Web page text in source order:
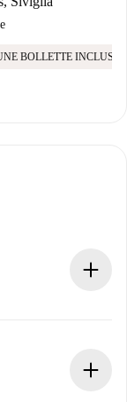
BOLLETTE INCLUSE